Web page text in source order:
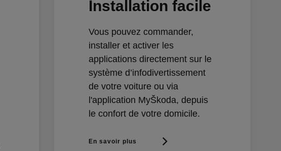
Installation facile
Vous pouvez commander,
installer et activer les
applications directement sur le
système d’infodivertissement
de votre voiture ou via
l'application MyŠkoda, depuis
le confort de votre domicile.
En savoir plus